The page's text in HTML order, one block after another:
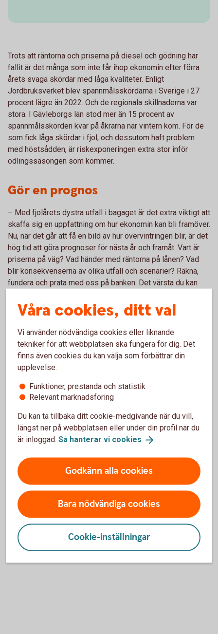
Trots att räntorna och priserna på diesel och gödning har
fallit är det många som inte får ihop ekonomin efter förra
årets svaga skördar med låga kvaliteter. Enligt
Jordbruksverket blev spannmålsskördarna i Sverige i 27
procent lägre än 2022. Och de regionala skillnaderna var
stora. I Gävleborgs län stod mer än 15 procent av
spannmålsskörden kvar på åkrarna när vintern kom. För de
som fick låga skördar i fjol, och dessutom haft problem
med höstsådden, är riskexponeringen extra stor inför
odlingssäsongen som kommer.
Gör en prognos
– Med fjolårets dystra utfall i bagaget är det extra viktigt att
skaffa sig en uppfattning om hur ekonomin kan bli framöver.
Nu, när det går att få en bild av hur övervintringen blir, är det
hög tid att göra prognoser för nästa år och framåt. Vart är
priserna på väg? Vad händer med räntorna på lånen? Vad
blir konsekvenserna av olika utfall och scenarier? Räkna,
fundera och prata med oss på banken. Det värsta du kan
Om likviditetsproblemen blir en realitet har banken ett antal
– Vilka lösningar som passar beror givetvis på
förutsättningarna, men det kan till exempel handla om
likviditetslån, EU-krediter och eventuella
den bättre för dig ju tidigare vi kommer in i bilden, säger
Lantbruksspecialister
Prata med bankens lantbruksspecialister. De finns
över hela landet.
Våralantbruksspecialister
Våra cookies, ditt val
Vi använder nödvändiga cookies eller liknande
tekniker för att webbplatsen ska fungera för dig. Det
finns även cookies du kan välja som förbättrar din
upplevelse:
Funktioner, prestanda och statistik
Relevant marknadsföring
Du kan ta tillbaka ditt cookie-medgivande när du vill,
längst ner på webbplatsen eller under din profil när du
är inloggad. Så hanterar vi cookies
Godkänn alla cookies
Bara nödvändiga cookies
Cookie-inställningar